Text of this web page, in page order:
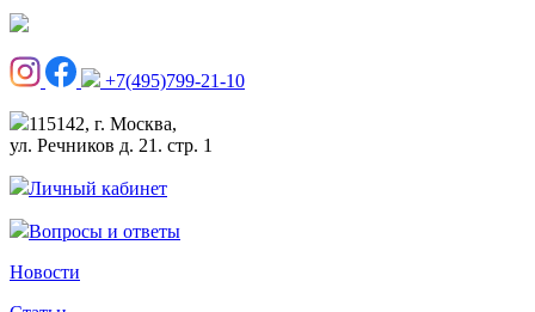
+7(495)799-21-10
115142, г. Москва,
ул. Речников д. 21. стр. 1
Личный кабинет
Вопросы и ответы
Новости